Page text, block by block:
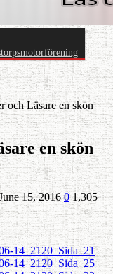
och Läsare en skön
en skön
15, 2016 0 1,305